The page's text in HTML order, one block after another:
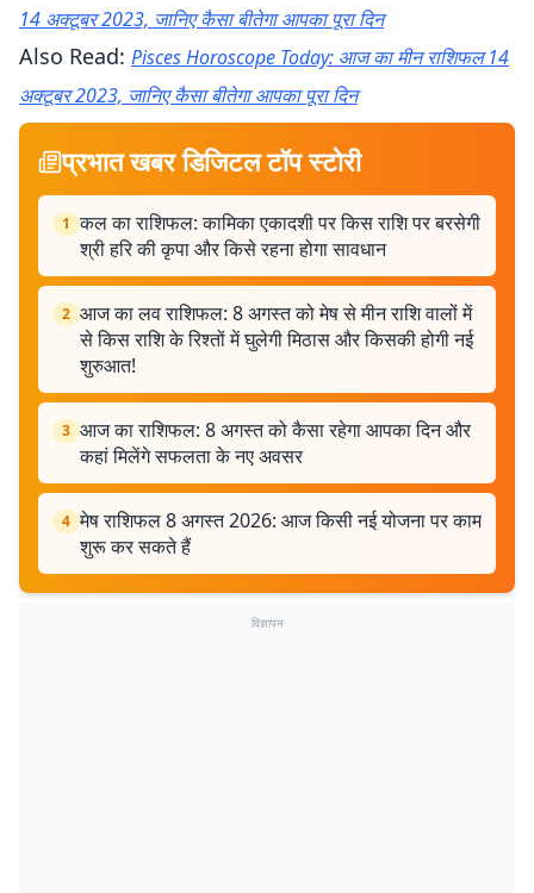
14 अक्टूबर 2023, जानिए कैसा बीतेगा आपका पूरा दिन
Also Read: Pisces Horoscope Today: आज का मीन राशिफल 14
अक्टूबर 2023, जानिए कैसा बीतेगा आपका पूरा दिन
प्रभात खबर डिजिटल टॉप स्टोरी
1 कल का राशिफल: कामिका एकादशी पर किस राशि पर बरसेगी
श्री हरि की कृपा और किसे रहना होगा सावधान
2 आज का लव राशिफल: 8 अगस्त को मेष से मीन राशि वालों में
से किस राशि के रिश्तों में घुलेगी मिठास और किसकी होगी नई
शुरुआत!
3 आज का राशिफल: 8 अगस्त को कैसा रहेगा आपका दिन और
कहां मिलेंगे सफलता के नए अवसर
4 मेष राशिफल 8 अगस्त 2026: आज किसी नई योजना पर काम
शुरू कर सकते हैं
विज्ञापन